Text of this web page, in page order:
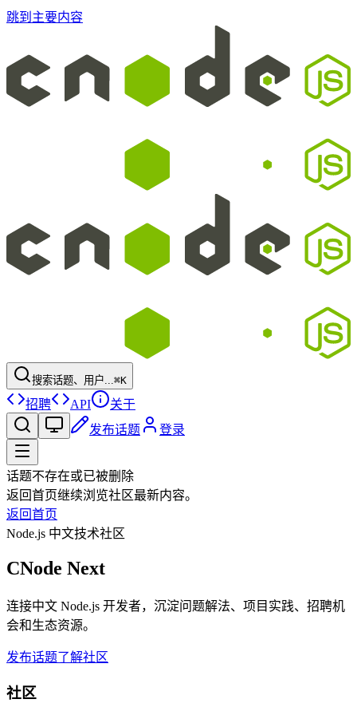
跳到主要内容
搜索话题、用户...⌘K
招聘 API
关于
发布话题
登录
话题不存在或已被删除
返回首页继续浏览社区最新内容。
返回首页
Node.js 中文技术社区
CNode Next
连接中文 Node.js 开发者，沉淀问题解法、项目实践、招聘机
会和生态资源。
发布话题了解社区
社区